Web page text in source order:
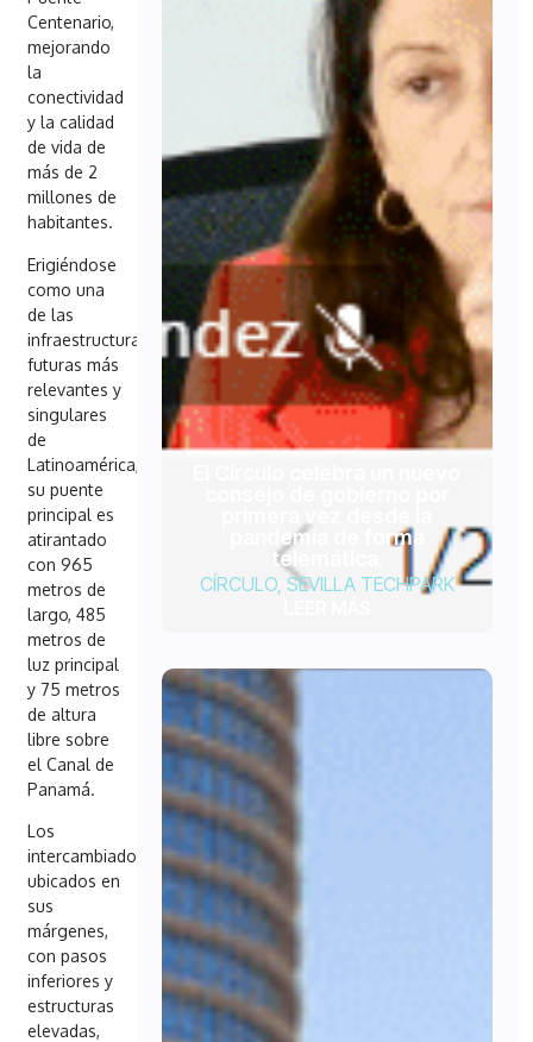
Centenario,
mejorando
la
conectividad
y la calidad
de vida de
más de 2
millones de
habitantes.
Erigiéndose
como una
de las
infraestructuras
futuras más
relevantes y
singulares
de
Latinoamérica,
su puente
principal es
atirantado
con 965
metros de
largo, 485
metros de
luz principal
y 75 metros
de altura
libre sobre
el Canal de
Panamá.
Los
intercambiadores
ubicados en
sus
márgenes,
con pasos
inferiores y
estructuras
elevadas,
pandemia de forma
telemática.
CÍRCULO, SEVILLA TECHPARK